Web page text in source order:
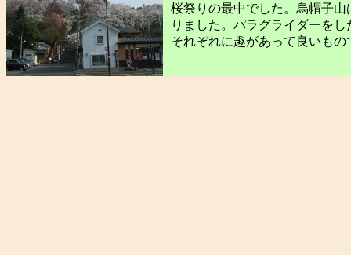
桜祭りの最中でした。烏帽子
りました。パラグライダーを
それぞれに趣があって良いも